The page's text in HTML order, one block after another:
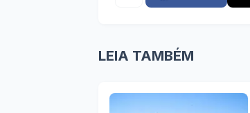
LEIA TAMBÉM